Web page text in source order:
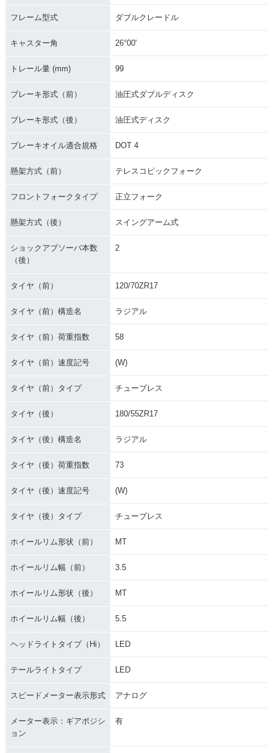
フレーム型式 ダブルクレードル
キャスター角 26°00'
トレール量 (mm) 99
ブレーキ形式（前） 油圧式ダブルディスク
ブレーキ形式（後） 油圧式ディスク
ブレーキオイル適合規格 DOT 4
懸架方式（前） テレスコピックフォーク
フロントフォークタイプ 正立フォーク
懸架方式（後） スイングアーム式
ショックアブソーバ本数
（後）
2
タイヤ（前） 120/70ZR17
タイヤ（前）構造名 ラジアル
タイヤ（前）荷重指数 58
タイヤ（前）速度記号 (W)
タイヤ（前）タイプ チューブレス
タイヤ（後） 180/55ZR17
タイヤ（後）構造名 ラジアル
タイヤ（後）荷重指数 73
タイヤ（後）速度記号 (W)
タイヤ（後）タイプ チューブレス
ホイールリム形状（前） MT
ホイールリム幅（前） 3.5
ホイールリム形状（後） MT
ホイールリム幅（後） 5.5
ヘッドライトタイプ（Hi） LED
テールライトタイプ LED
スピードメーター表示形式 アナログ
メーター表示：ギアポジシ
ョン
有